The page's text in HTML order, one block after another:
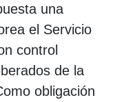
una
el Servicio
control
de la
obligación